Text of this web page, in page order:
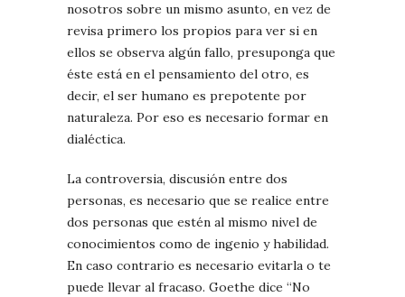
nosotros sobre un mismo asunto, en vez de
revisa primero los propios para ver si en
ellos se observa algún fallo, presuponga que
éste está en el pensamiento del otro, es
decir, el ser humano es prepotente por
naturaleza. Por eso es necesario formar en
dialéctica.
La controversia, discusión entre dos
personas, es necesario que se realice entre
dos personas que estén al mismo nivel de
conocimientos como de ingenio y habilidad.
En caso contrario es necesario evitarla o te
puede llevar al fracaso. Goethe dice “No